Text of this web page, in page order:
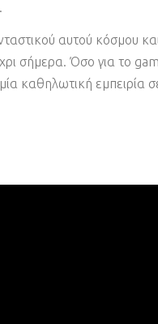
αυτού κόσμου
σήμερα. Όσο για το
καθηλωτική εμπειρία